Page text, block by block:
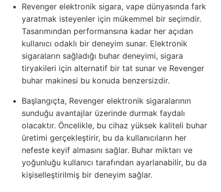
Revenger elektronik sigara, vape dünyasında fark
yaratmak isteyenler için mükemmel bir seçimdir.
Tasarımından performansına kadar her açıdan
kullanıcı odaklı bir deneyim sunar. Elektronik
sigaraların sağladığı buhar deneyimi, sigara
tiryakileri için alternatif bir tat sunar ve Revenger
buhar makinesi bu konuda benzersizdir.
Başlangıçta, Revenger elektronik sigaralarının
sunduğu avantajlar üzerinde durmak faydalı
olacaktır. Öncelikle, bu cihaz yüksek kaliteli buhar
üretimi gerçekleştirir, bu da kullanıcıların her
nefeste keyif almasını sağlar. Buhar miktarı ve
yoğunluğu kullanıcı tarafından ayarlanabilir, bu da
kişiselleştirilmiş bir deneyim sağlar.